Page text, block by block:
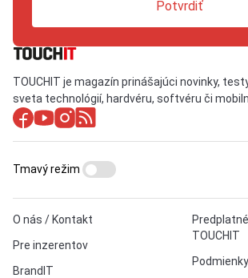
Potvrdiť
TOUCHIT je magazín prinášajúci novinky,
sveta technológií, hardvéru, softvéru či
O nás / Kontakt
Pre inzerentov
BrandIT
TOUCHIT
Tmavý režim